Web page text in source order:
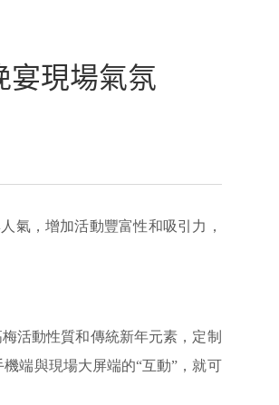
宴現場氣氛
氣，增加活動豐富性和吸引力，
活動性質和傳統新年元素，定制
端與現場大屏端的“互動”，就可